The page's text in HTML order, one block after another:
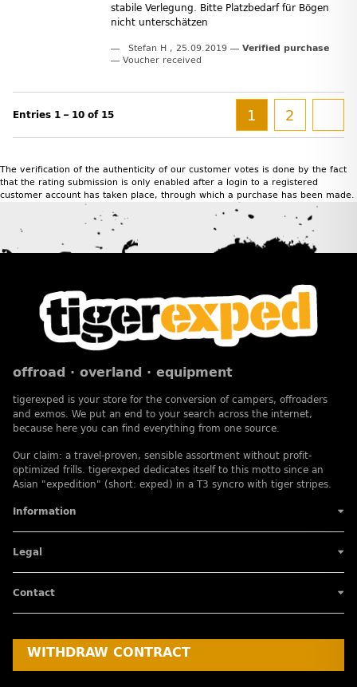
stabile Verlegung. Bitte Platzbedarf für Bögen
nicht unterschätzen
Stefan H , 25.09.2019
Verified purchase
Voucher received
Entries 1 – 10 of 15 1 2
The verification of the authenticity of our customer votes is done by the fact
that the rating submission is only enabled after a login to a registered
customer account has taken place, through which a purchase has been made.
offroad · overland · equipment
tigerexped is your store for the conversion of campers, offroaders
and exmos. We put an end to your search across the internet,
because here you can find everything from one source.
Our claim: a travel-proven, sensible assortment without profit-
optimized frills. tigerexped dedicates itself to this motto since an
Asian "expedition" (short: exped) in a T3 syncro with tiger stripes.
Information
Legal
Contact
WITHDRAW CONTRACT